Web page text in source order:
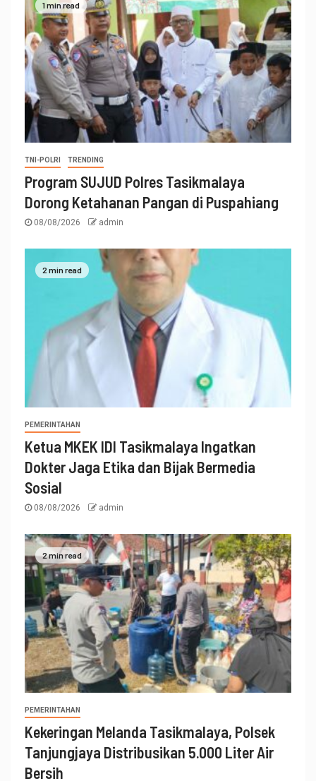
1 min read
TNI-POLRI TRENDING
Program SUJUD Polres Tasikmalaya
Dorong Ketahanan Pangan di Puspahiang
08/08/2026 admin
2 min read
PEMERINTAHAN
Ketua MKEK IDI Tasikmalaya Ingatkan
Dokter Jaga Etika dan Bijak Bermedia
Sosial
08/08/2026 admin
2 min read
PEMERINTAHAN
Kekeringan Melanda Tasikmalaya, Polsek
Tanjungjaya Distribusikan 5.000 Liter Air
Bersih